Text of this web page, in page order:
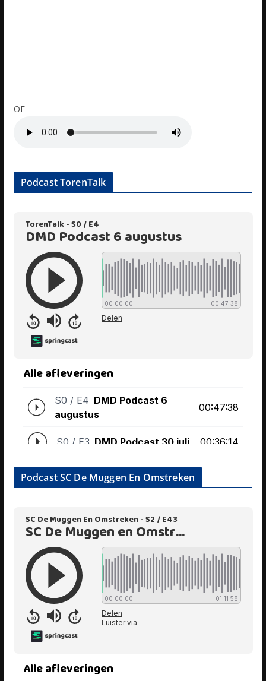
OF
Podcast TorenTalk
Podcast SC De Muggen En Omstreken